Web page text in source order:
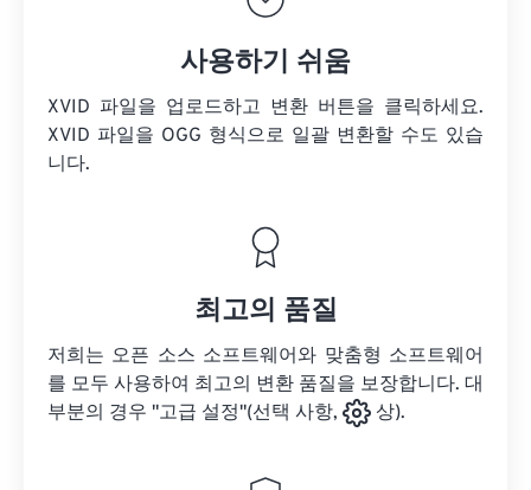
사용하기 쉬움
XVID 파일을 업로드하고 변환 버튼을 클릭하세요.
XVID 파일을 OGG 형식으로 일괄 변환할 수도 있습
니다.
최고의 품질
저희는 오픈 소스 소프트웨어와 맞춤형 소프트웨어
를 모두 사용하여 최고의 변환 품질을 보장합니다. 대
부분의 경우 "고급 설정"(선택 사항,
상).